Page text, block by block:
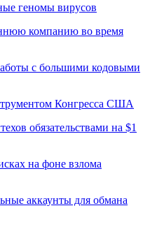
геномы вирусов
компанию во время
с большими кодовыми
Конгресса США
обязательствами на $1
на фоне взлома
аккаунты для обмана